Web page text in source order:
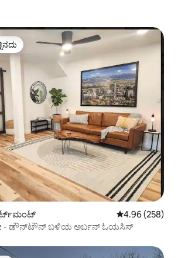
5 ರಲ್ಲಿ 4.96
4.96 (258)
- ಡೌನ್‌ಟೌನ್ ಬಳಿಯ ಅರ್ಬನ್ ಓಯಸಿಸ್